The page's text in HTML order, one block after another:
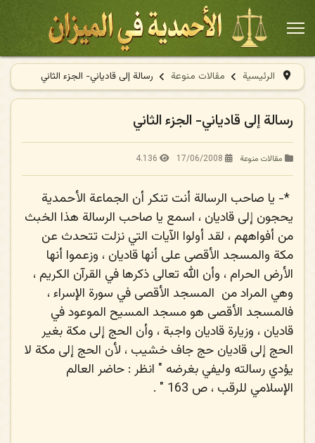
الرئيسية مقالات منوعة رسالة إلى قادياني- الجزء الثاني
رسالة إلى قادياني- الجزء الثاني
مقالات منوعة 17/06/2008
4.136
*- يا صاحب الرسالة أنت تنكر أن الجماعة الأحمدية
يحجون إلى قاديان ، اسمع يا صاحب الرسالة هذا الخبث
من أفواههم ، لقد أولوا الآيات التي نزلت تتحدث عن
مكة والمسجد الأقصى على أنها قاديان ، وزعموا أنها
الأرض الحرام ، وأن الله تعالى ذكرها في القرآن الكريم ،
وهي المراد من المسجد الأقصى في سورة الإسراء ،
فالمسجد الأقصى هو مسجد المسيح الموعود في
قاديان ، وزيارة قاديان واجبة ، وأن الحج إلى مكة بغير
الحج إلى قاديان حج جاف خشيب ، لأن الحج إلى مكة لا
يؤدي رسالته وليفي بغرضه " انظر : حاضر العالم
الإسلامي للرقب ، ص 163 " .